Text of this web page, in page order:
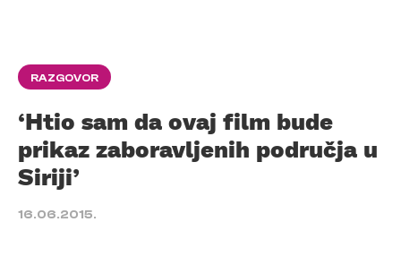
RAZGOVOR
‘Htio sam da ovaj film bude
prikaz zaboravljenih područja u
Siriji’
16.06.2015.